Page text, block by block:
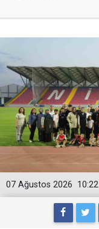
10:22
07 Ağustos 2026